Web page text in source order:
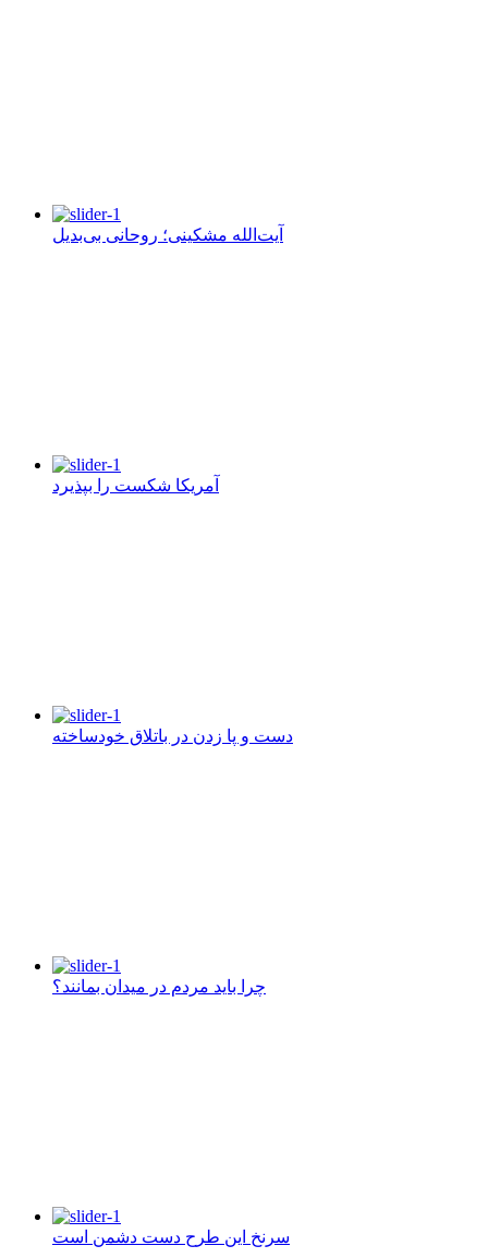
آیت‌الله مشکینی؛ روحانی بی‌بدیل
آمریکا شکست را بپذیرد
دست و پا زدن در باتلاق خودساخته
چرا باید مردم در میدان بمانند؟
سرنخ این طرح دست دشمن است